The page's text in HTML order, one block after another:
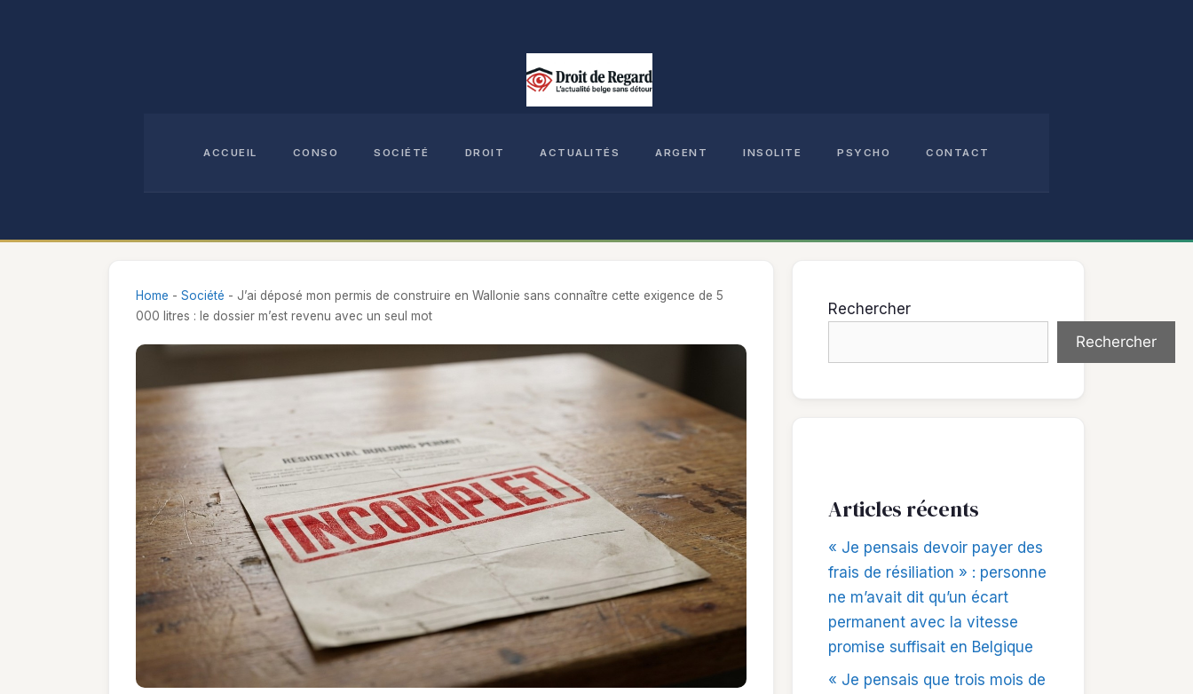
ACCUEIL CONSO SOCIÉTÉ DROIT ACTUALITÉS ARGENT INSOLITE PSYCHO CONTACT
Home - Société - J’ai déposé mon permis de construire en Wallonie sans connaître cette exigence de 5
000 litres : le dossier m’est revenu avec un seul mot
Rechercher
Rechercher
Articles récents
« Je pensais devoir payer des
frais de résiliation » : personne
ne m’avait dit qu’un écart
permanent avec la vitesse
promise suffisait en Belgique
« Je pensais que trois mois de